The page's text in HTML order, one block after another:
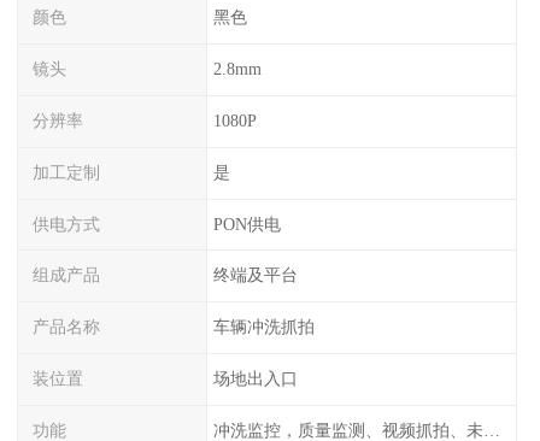
颜色 黑色
镜头 2.8mm
分辨率 1080P
加工定制 是
供电方式 PON供电
组成产品 终端及平台
产品名称 车辆冲洗抓拍
装位置 场地出入口
功能